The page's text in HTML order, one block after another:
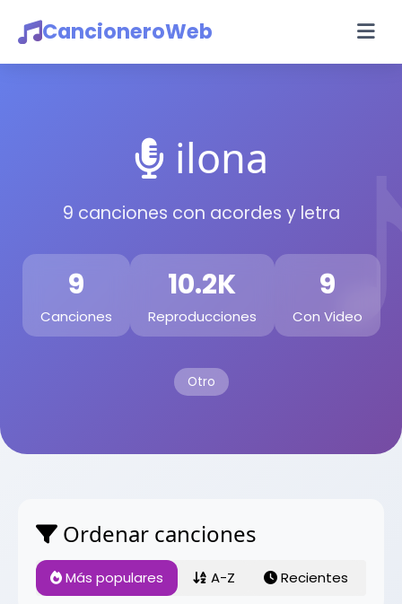
CancioneroWeb
ilona
9 canciones con acordes y letra
9
Canciones
10.2K
Reproducciones
9
Con Video
Otro
Ordenar canciones
Más populares A-Z Recientes